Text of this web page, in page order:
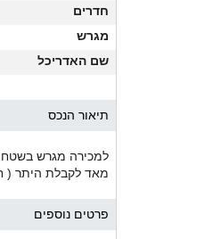
חדרים
מגרש
שם האדריכל
תיאור הנכס
למכירה מגרש בשטח
מאד לקבלת היתר (
פרטים נוספים